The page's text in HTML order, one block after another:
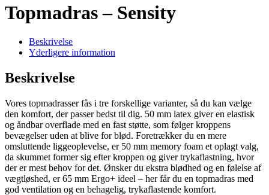
Topmadras – Sensity
Beskrivelse
Yderligere information
Beskrivelse
Vores topmadrasser fås i tre forskellige varianter, så du kan vælge
den komfort, der passer bedst til dig. 50 mm latex giver en elastisk
og åndbar overflade med en fast støtte, som følger kroppens
bevægelser uden at blive for blød. Foretrækker du en mere
omsluttende liggeoplevelse, er 50 mm memory foam et oplagt valg,
da skummet former sig efter kroppen og giver trykaflastning, hvor
der er mest behov for det. Ønsker du ekstra blødhed og en følelse af
vægtløshed, er 65 mm Ergo+ ideel – her får du en topmadras med
god ventilation og en behagelig, trykaflastende komfort.